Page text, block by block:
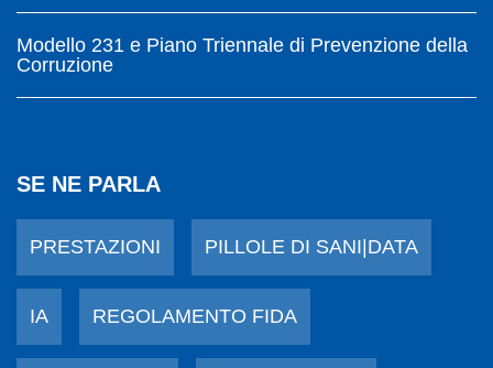
Modello 231 e Piano Triennale di Prevenzione della
Corruzione
SE NE PARLA
PRESTAZIONI PILLOLE DI SANI|DATA
IA REGOLAMENTO FIDA